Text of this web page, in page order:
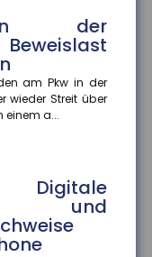
in der
am Pkw in der
wieder Streit über
einem a...
Digitale
und
einen Reisemangel
führen. Das
KI: Risiko
? das könnte